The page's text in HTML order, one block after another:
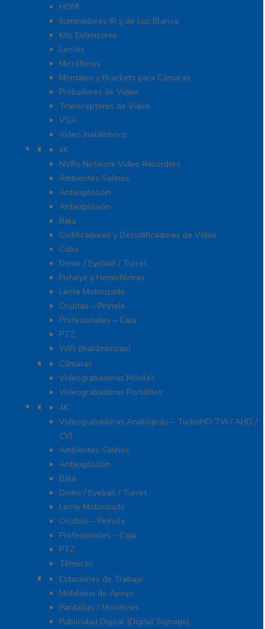
HDMI
Iluminadores IR y de Luz Blanca
Kits Extensores
Lentes
Micrófonos
Montajes y Brackets para Cámaras
Probadores de Video
Transceptores de Video
VGA
Video Inalámbrico
Cámaras IP y NVRs
4K
NVRs Network Video Recorders
Ambientes Salinos
Antiexplosión
Antiexplosión
Bala
Codificadores y Decodificadores de Video
Cubo
Domo / Eyeball / Turret
Fisheye y Hemisféricas
Lente Motorizado
Ocultas – Pinhole
Profesionales – Caja
PTZ
WiFi (Inalámbricas)
Videograbadoras Móviles Y Portátiles
Cámaras
Videograbadoras Móviles
Videograbadoras Portátiles
Cámaras Y DVRs HD TurboHD / AHD / HD-TVI
4K
Videograbadoras Analógicas – TurboHD TVI / AHD /
CVI
Ambientes Salinos
Antiexplosión
Bala
Domo / Eyeball / Turret
Lente Motorizado
Ocultas – Pinhole
Profesionales – Caja
PTZ
Térmicas
Monitores Pantallas Y Mobiliario
Estaciones de Trabajo
Mobiliario de Apoyo
Pantallas / Monitores
Publicidad Digital (Digital Signage)